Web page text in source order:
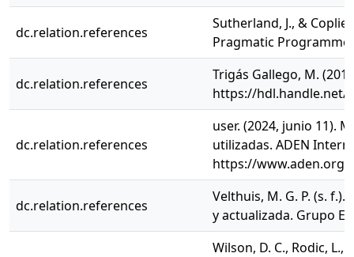
dc.relation.references
Sutherland, J., &
Pragmatic
dc.relation.references
Trigás Gallego, M.
https://hdl.handle.net/
dc.relation.references
user. (2024, junio 11).
utilizadas. ADEN
https://www.aden.org/
dc.relation.references
Velthuis, M. G. P. (s.
y actualizada. Grupo
Wilson, D. C., Rodic, L.,